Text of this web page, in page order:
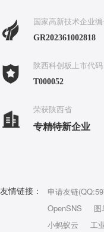
国家高新技术企业编
GR202361002818
陕西科创板上市代码
T000052
荣获陕西省
专精特新企业
友情链接： 申请友链
OpenSNS
图
小蚂蚁云
工